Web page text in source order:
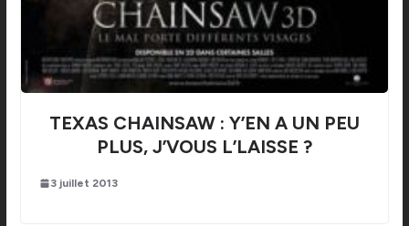
TEXAS CHAINSAW : Y’EN A UN PEU
PLUS, J’VOUS L’LAISSE ?
3 juillet 2013